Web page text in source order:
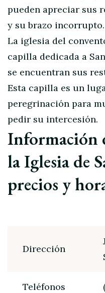
pueden apreciar sus
y su brazo incorrupto.
La iglesia del
capilla dedicada a
se encuentran sus
Esta capilla es un
peregrinación para
pedir su intercesión.
Información
la Iglesia de
precios y
Dirección
Teléfonos